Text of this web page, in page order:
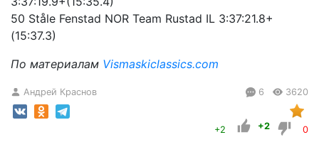
50 Ståle Fenstad NOR Team Rustad IL 3:37:21.8+
(15:37.3)
По материалам Vismaskiclassics.com
Андрей Краснов 6 3620
+2 +2 0